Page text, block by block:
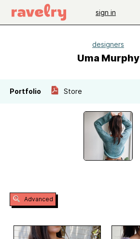
sign in
designers
Uma Murphy
Portfolio Store
Advanced